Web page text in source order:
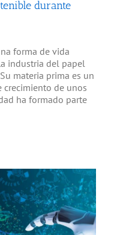
durante
forma de vida
industria del papel
materia prima es un
crecimiento de unos
ha formado parte